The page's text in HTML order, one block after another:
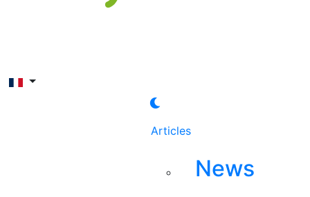
Articles
News